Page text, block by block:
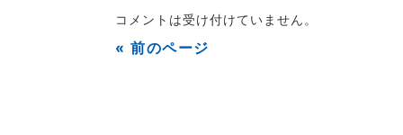
コメントは受け付けていません。
« 前のページ